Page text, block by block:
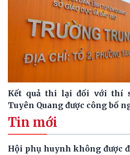
Kết quả thi lại đối với thí
Tuyên Quang được công bố
Tin mới
Hội phụ huynh không được